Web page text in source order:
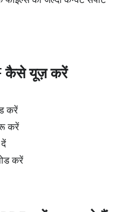
कैसे यूज़ करें
करें
करें
करें